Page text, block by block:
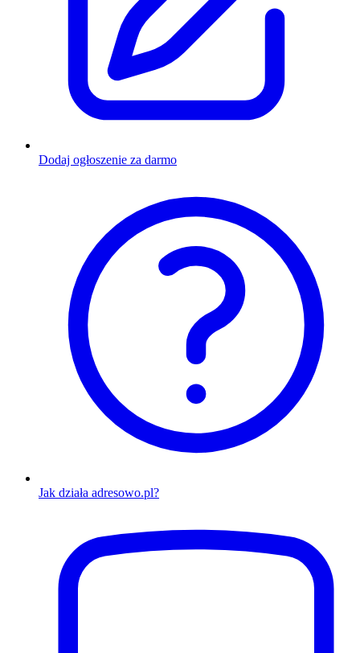
Dodaj ogłoszenie za darmo
Jak działa adresowo.pl?